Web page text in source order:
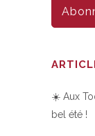
☀️ Aux
bel été !